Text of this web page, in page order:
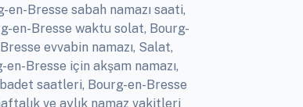
Bresse sabah namazı saati,
en-Bresse waktu solat, Bourg-
evvabin namazı, Salat,
Bresse için akşam namazı,
saatleri, Bourg-en-Bresse
ve aylık namaz vakitleri